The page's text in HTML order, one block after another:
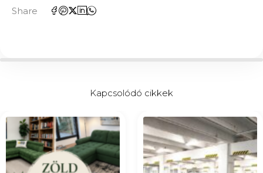
Share
Kapcsolódó cikkek